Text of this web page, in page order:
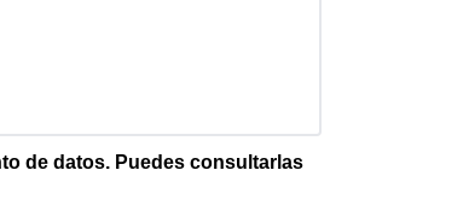
de datos. Puedes consultarlas